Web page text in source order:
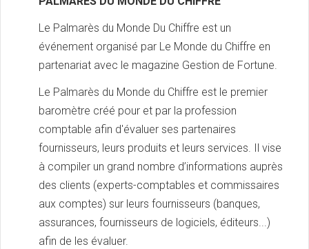
Le Palmarès du Monde Du Chiffre est un
événement organisé par Le Monde du Chiffre en
partenariat avec le magazine Gestion de Fortune.
Le Palmarès du Monde du Chiffre est le premier
baromètre créé pour et par la profession
comptable afin d'évaluer ses partenaires
fournisseurs, leurs produits et leurs services. Il vise
à compiler un grand nombre d’informations auprès
des clients (experts-comptables et commissaires
aux comptes) sur leurs fournisseurs (banques,
assurances, fournisseurs de logiciels, éditeurs...)
afin de les évaluer.